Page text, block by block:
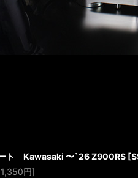
ート Kawasaki 〜`26 Z900RS [
円]